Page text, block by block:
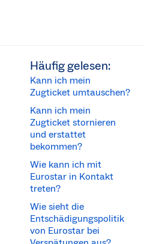
Häufig gelesen:
Kann ich mein
Zugticket umtauschen?
Kann ich mein
Zugticket stornieren
und erstattet
bekommen?
Wie kann ich mit
Eurostar in Kontakt
treten?
Wie sieht die
Entschädigungspolitik
von Eurostar bei